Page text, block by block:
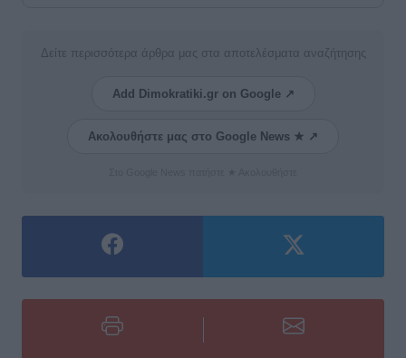
Δείτε περισσότερα άρθρα μας στα αποτελέσματα αναζήτησης
Add Dimokratiki.gr on Google ↗
Ακολουθήστε μας στο Google News ★ ↗